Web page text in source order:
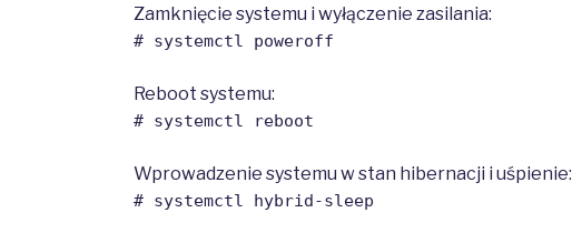
Zamknięcie systemu i wyłączenie zasilania:
# systemctl poweroff
Reboot systemu:
# systemctl reboot
Wprowadzenie systemu w stan hibernacji i uśpienie:
# systemctl hybrid-sleep